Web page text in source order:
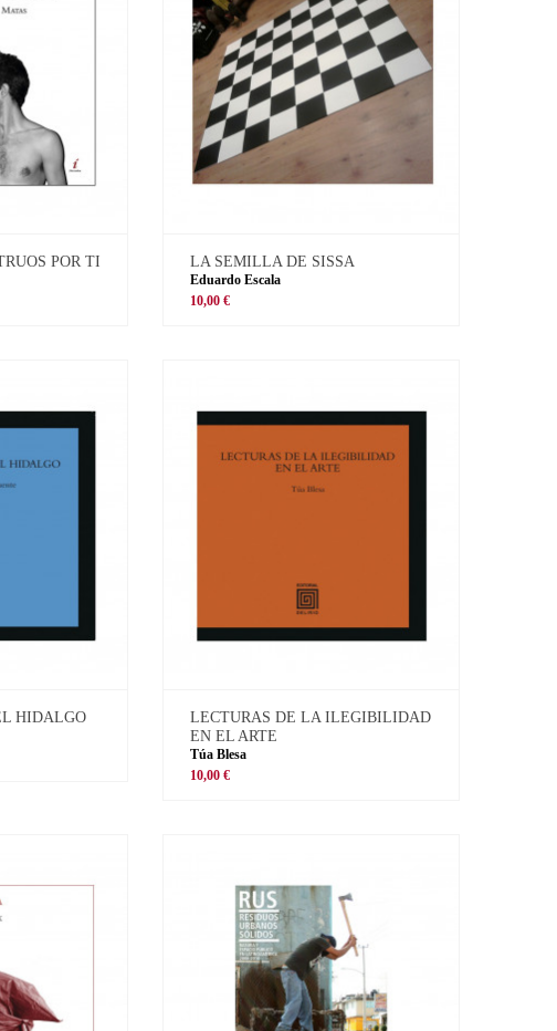
POR TI LA SEMILLA DE SISSA
Eduardo Escala
10,00 €
HIDALGO
LECTURAS DE LA ILEGIBILIDAD
EN EL ARTE
Túa Blesa
10,00 €